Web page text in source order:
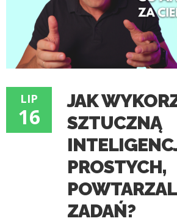
LIP
16
JAK
SZTUCZNĄ
PROSTYCH,
ZADAŃ?